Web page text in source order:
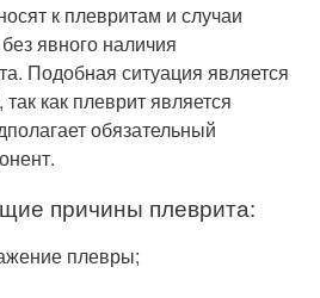
к плевритам и случаи
явного наличия
Подобная ситуация является
как плеврит является
обязательный
причины плеврита:
плевры;